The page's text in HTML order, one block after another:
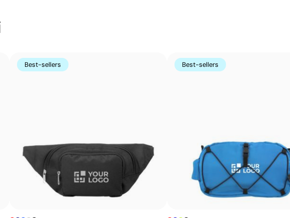
Possibilité d’impression des couleurs Pantone®
Best-sellers Best-sellers